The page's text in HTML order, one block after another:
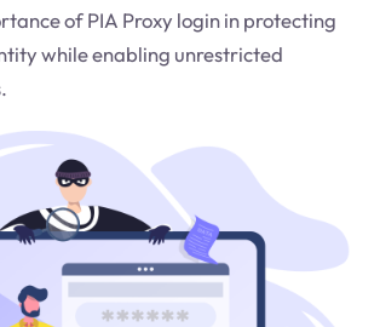
of PIA Proxy login in protecting
while enabling unrestricted